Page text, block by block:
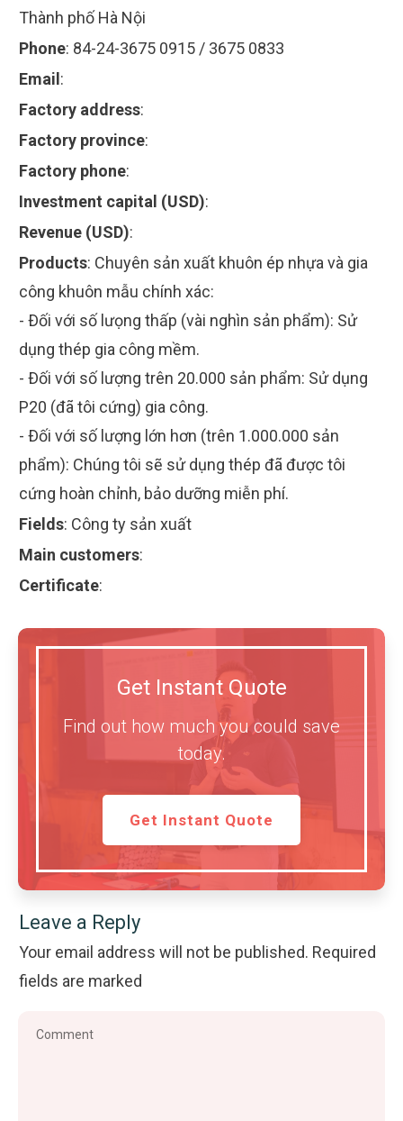
Thành phố Hà Nội
Phone: 84-24-3675 0915 / 3675 0833
Email :
Factory address:
Factory province:
Factory phone:
Investment capital (USD):
Revenue (USD):
Products: Chuyên sản xuất khuôn ép nhựa và gia
công khuôn mẫu chính xác:
- Ðối với số lưọng thấp (vài nghìn sản phẩm): Sử
dụng thép gia công mềm.
- Ðối với số lượng trên 20.000 sản phẩm: Sử dụng
P20 (đã tôi cứng) gia công.
- Ðối với số lượng lớn hơn (trên 1.000.000 sản
phẩm): Chúng tôi sẽ sử dụng thép đã được tôi
cứng hoàn chỉnh, bảo dưỡng miễn phí.
Fields: Công ty sản xuất
Main customers:
Certificate:
Get Instant Quote
Find out how much you could save
today.
Get Instant Quote
Leave a Reply
Your email address will not be published. Required
fields are marked